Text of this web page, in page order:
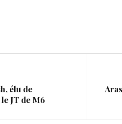
élu de
JT de M6